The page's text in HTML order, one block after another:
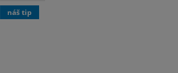
náš tip